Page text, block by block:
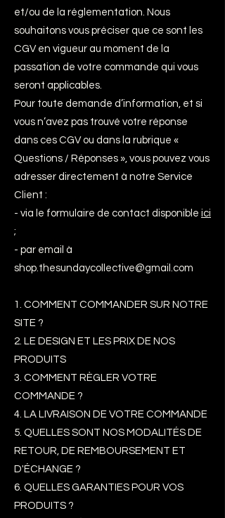
et/ou de la réglementation. Nous
souhaitons vous préciser que ce sont les
CGV en vigueur au moment de la
passation de votre commande qui vous
seront applicables.
Pour toute demande d’information, et si
vous n’avez pas trouvé votre réponse
dans ces CGV ou dans la rubrique «
Questions / Réponses », vous pouvez vous
adresser directement à notre Service
Client :
- via le formulaire de contact disponible ici
;
- par email à
shop.thesundaycollective@gmail.com
1. COMMENT COMMANDER SUR NOTRE
SITE ?
2. LE DESIGN ET LES PRIX DE NOS
PRODUITS
3. COMMENT RÈGLER VOTRE
COMMANDE ?
4. LA LIVRAISON DE VOTRE COMMANDE
5. QUELLES SONT NOS MODALITÉS DE
RETOUR, DE REMBOURSEMENT ET
D'ÉCHANGE ?
6. QUELLES GARANTIES POUR VOS
PRODUITS ?